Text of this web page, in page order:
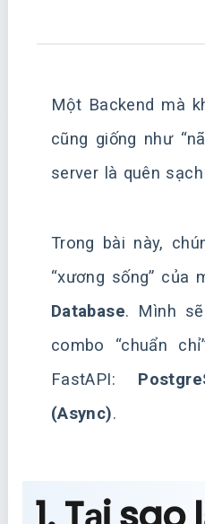
Một Backend mà
cũng giống như
server là quên
Trong bài này,
“xương sống” của
Database. Mình
combo “chuẩn
FastAPI:
(Async).